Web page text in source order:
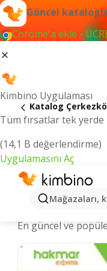
Güncel
Chrome'a ekle -
Kimbino Uygulaması
Tüm fırsatlar tek yerde
(14,1 B değerlendirme)
Uygulamasını Aç
Mağazaları,
Katalog
Çerkezköy
En güncel ve